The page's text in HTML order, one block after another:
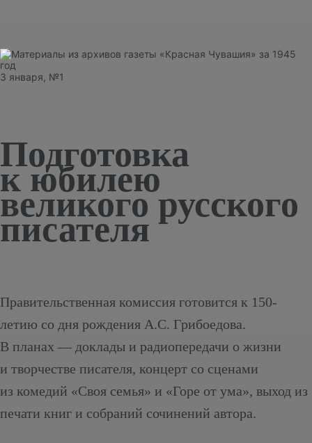
3 января, №1
Подготовка
к юбилею
великого русского
писателя
Правительственная комиссия готовится к 150-
летию со дня рождения А.С. Грибоедова.
В планах — доклады и радиопередачи о жизни
и творчестве писателя, концерт со сценами
из комедий «Своя семья» и «Горе от ума», выход из
печати книг и собраний сочинений автора.